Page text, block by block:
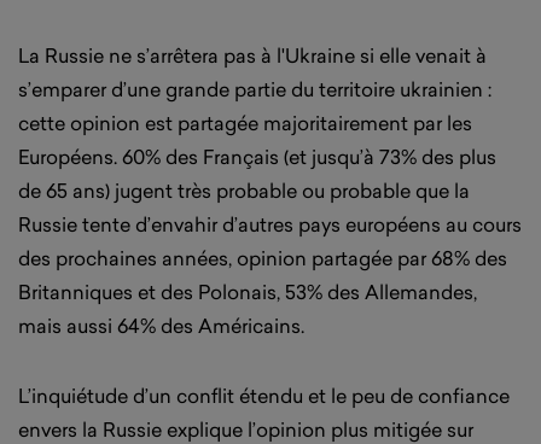
La Russie ne s’arrêtera pas à l'Ukraine si elle venait à
s’emparer d’une grande partie du territoire ukrainien :
cette opinion est partagée majoritairement par les
Européens. 60% des Français (et jusqu’à 73% des plus
de 65 ans) jugent très probable ou probable que la
Russie tente d’envahir d’autres pays européens au cours
des prochaines années, opinion partagée par 68% des
Britanniques et des Polonais, 53% des Allemandes,
mais aussi 64% des Américains.
L’inquiétude d’un conflit étendu et le peu de confiance
envers la Russie explique l’opinion plus mitigée sur